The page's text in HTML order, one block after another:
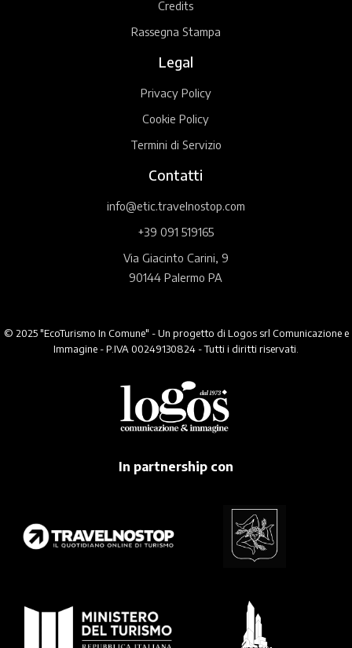
Credits
Rassegna Stampa
Legal
Privacy Policy
Cookie Policy
Termini di Servizio
Contatti
info@etic.travelnostop.com
+39 091 519165
Via Giacinto Carini, 9
90144 Palermo PA
© 2025 "EcoTurismo In Comune" - Un progetto di Logos srl Comunicazione e
Immagine - P.IVA 00249130824 - Tutti i diritti riservati.
In partnership con